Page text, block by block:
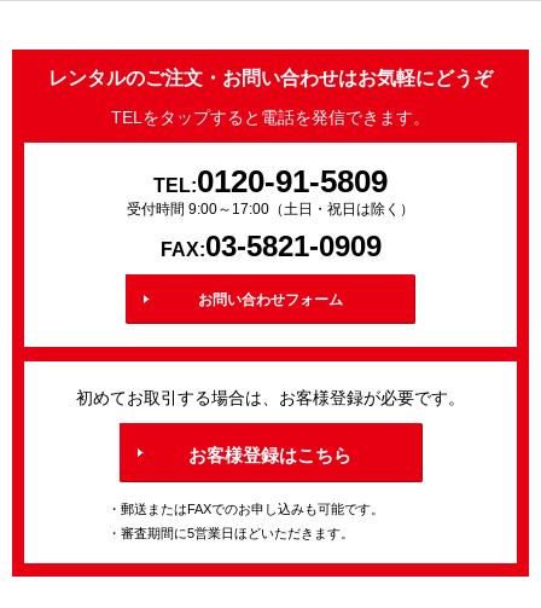
レンタルのご注文・お問い合わせはお気軽にどうぞ
TELをタップすると電話を発信できます。
TEL:0120-91-5809
受付時間 9:00～17:00（土日・祝日は除く）
FAX:03-5821-0909
お問い合わせフォーム
初めてお取引する場合は、お客様登録が必要です。
お客様登録はこちら
・郵送またはFAXでのお申し込みも可能です。
・審査期間に5営業日ほどいただきます。